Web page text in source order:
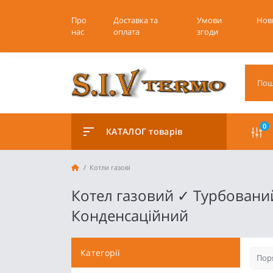
Про
нас
Доставка та
оплата
Умови
згоди
КАТАЛОГ товарів 0
Котли газові
Котел газовий ✓
Конденсаційний
Категорії